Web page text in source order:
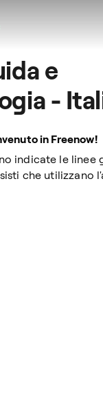
e
-
in Freenow!
indicate le linee
che utilizzano